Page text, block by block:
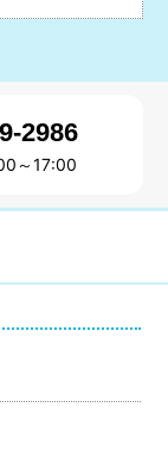
2986
～17:00